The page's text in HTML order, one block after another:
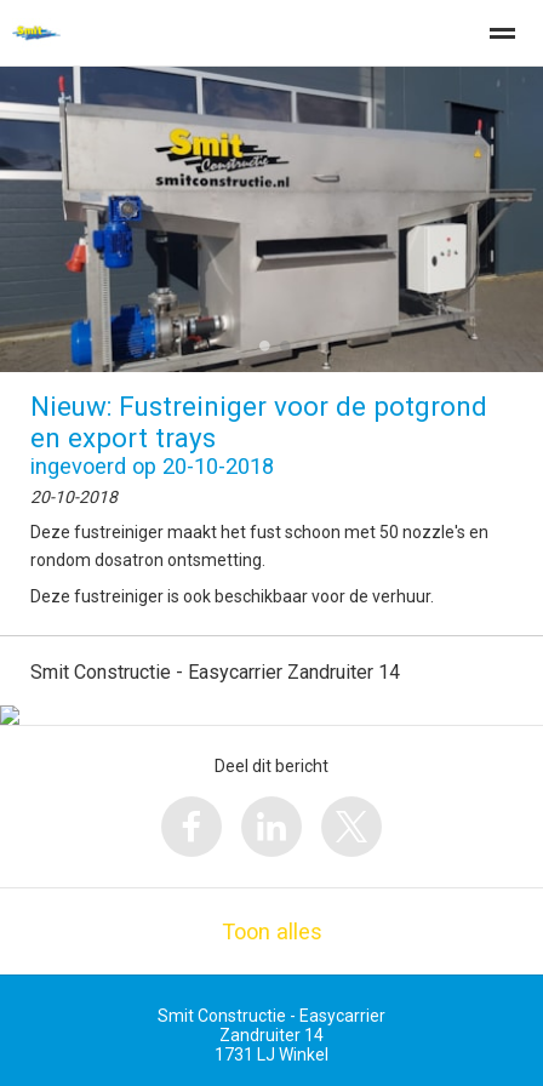
Home Zoeken Nieuws Pagina's
● ●
Nieuw: Fustreiniger voor de potgrond
en export trays
ingevoerd op 20-10-2018
20-10-2018
Deze fustreiniger maakt het fust schoon met 50 nozzle's en
rondom dosatron ontsmetting.
Deze fustreiniger is ook beschikbaar voor de verhuur.
Smit Constructie - Easycarrier Zandruiter 14
Deel dit bericht
Toon alles
Smit Constructie - Easycarrier
Zandruiter 14
1731 LJ Winkel